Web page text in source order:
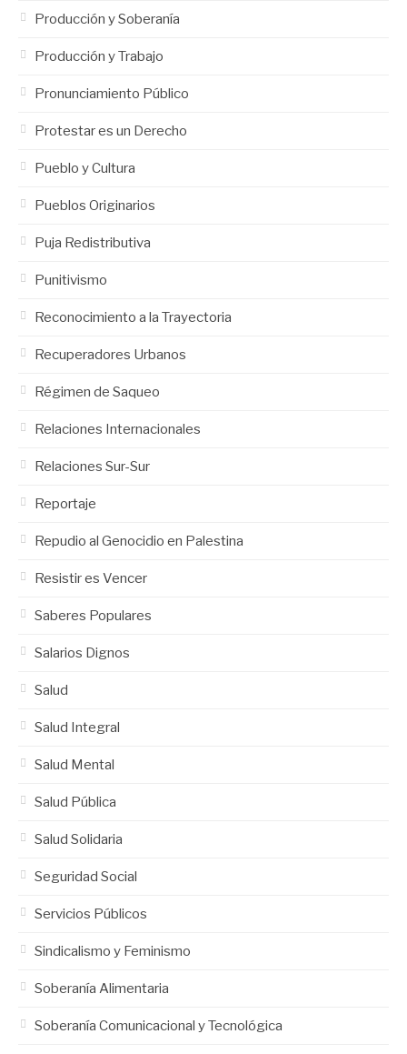
Producción y Soberanía
Producción y Trabajo
Pronunciamiento Público
Protestar es un Derecho
Pueblo y Cultura
Pueblos Originarios
Puja Redistributiva
Punitivismo
Reconocimiento a la Trayectoria
Recuperadores Urbanos
Régimen de Saqueo
Relaciones Internacionales
Relaciones Sur-Sur
Reportaje
Repudio al Genocidio en Palestina
Resistir es Vencer
Saberes Populares
Salarios Dignos
Salud
Salud Integral
Salud Mental
Salud Pública
Salud Solidaria
Seguridad Social
Servicios Públicos
Sindicalismo y Feminismo
Soberanía Alimentaria
Soberanía Comunicacional y Tecnológica